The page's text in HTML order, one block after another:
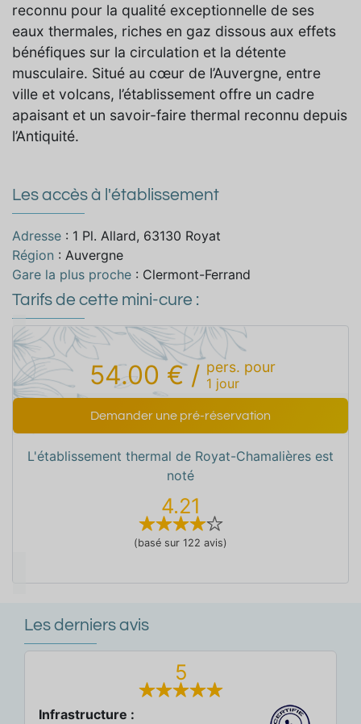
reconnu pour la qualité exceptionnelle de ses
eaux thermales, riches en gaz dissous aux effets
bénéfiques sur la circulation et la détente
musculaire. Situé au cœur de l’Auvergne, entre
ville et volcans, l’établissement offre un cadre
apaisant et un savoir-faire thermal reconnu depuis
l’Antiquité.
Les accès à l'établissement
Adresse : 1 Pl. Allard, 63130 Royat
Région : Auvergne
Gare la plus proche : Clermont-Ferrand
Tarifs de cette mini-cure :
54.00 €/ pers. pour
1 jour
Demander une pré-réservation
L'établissement thermal de Royat-Chamalières est
noté
4.21
(basé sur 122 avis)
Les derniers avis
5
Infrastructure :